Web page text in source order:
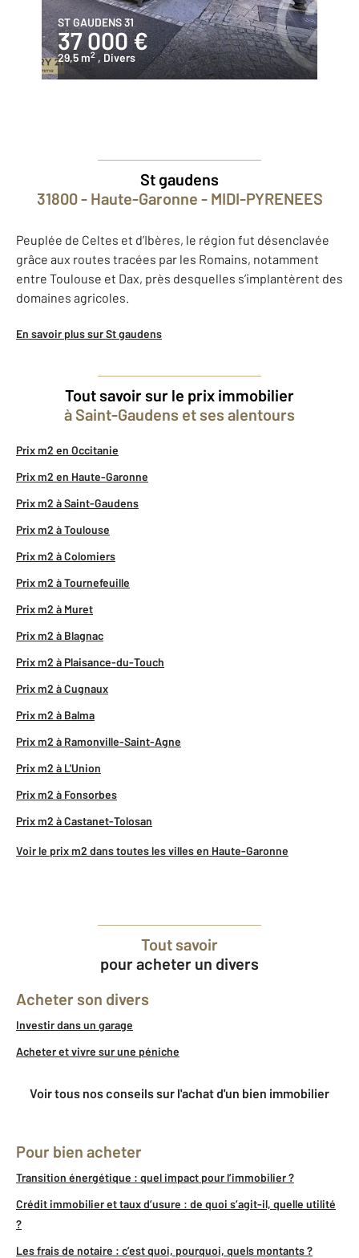
ST GAUDENS 31
37 000 €
29,5 m2 , Divers
St gaudens
31800 - Haute-Garonne - MIDI-PYRENEES
Peuplée de Celtes et d’Ibères, le région fut désenclavée
grâce aux routes tracées par les Romains, notamment
entre Toulouse et Dax, près desquelles s’implantèrent des
domaines agricoles.
En savoir plus sur St gaudens
Tout savoir sur le prix immobilier
à Saint-Gaudens et ses alentours
Prix m2 en Occitanie
Prix m2 en Haute-Garonne
Prix m2 à Saint-Gaudens
Prix m2 à Toulouse
Prix m2 à Colomiers
Prix m2 à Tournefeuille
Prix m2 à Muret
Prix m2 à Blagnac
Prix m2 à Plaisance-du-Touch
Prix m2 à Cugnaux
Prix m2 à Balma
Prix m2 à Ramonville-Saint-Agne
Prix m2 à L'Union
Prix m2 à Fonsorbes
Prix m2 à Castanet-Tolosan
Voir le prix m2 dans toutes les villes en Haute-Garonne
Tout savoir
pour acheter un divers
Acheter son divers
Investir dans un garage
Acheter et vivre sur une péniche
Voir tous nos conseils sur l'achat d'un bien immobilier
Pour bien acheter
Transition énergétique : quel impact pour l’immobilier ?
Crédit immobilier et taux d’usure : de quoi s’agit-il, quelle utilité
?
Les frais de notaire : c’est quoi, pourquoi, quels montants ?